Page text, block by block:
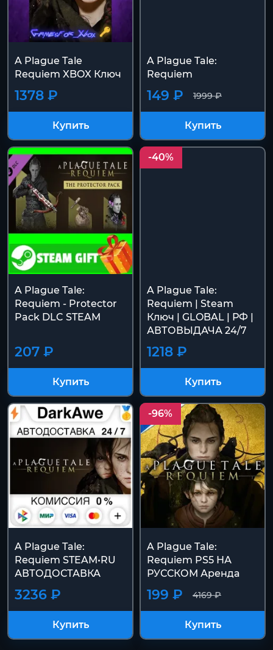
A Plague Tale
Requiem XBOX Ключ
1378 ₽
Купить
A Plague Tale:
Requiem
1999 ₽
149 ₽
Купить
A Plague Tale:
Requiem - Protector
Pack DLC STEAM
207 ₽
Купить
-40%
A Plague Tale:
Requiem | Steam
Ключ | GLOBAL | РФ |
АВТОВЫДАЧА 24/7
1218 ₽
Купить
A Plague Tale:
Requiem STEAM•RU
АВТОДОСТАВКА
3236 ₽
Купить
-96%
A Plague Tale:
Requiem PS5 НА
РУССКОМ Аренда
4169 ₽
199 ₽
Купить